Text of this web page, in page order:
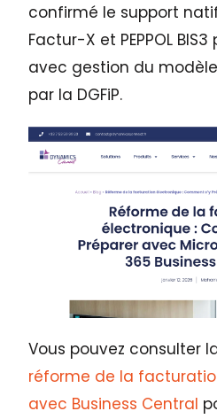
confirmé le support
Factur-X et PEPPOL
avec gestion du
par la DGFiP.
Vous pouvez consulter
réforme de la
avec Business Central